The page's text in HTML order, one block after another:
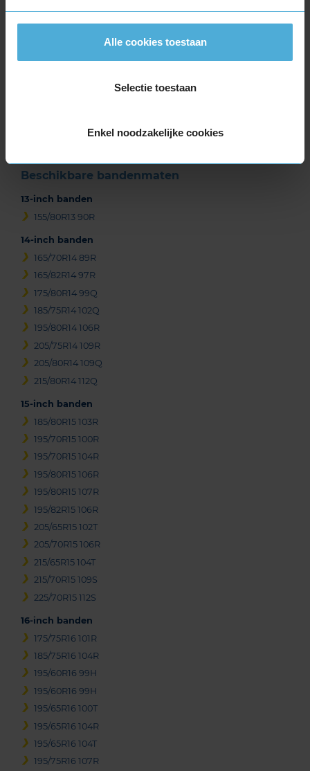
Alle cookies toestaan
Selectie toestaan
Enkel noodzakelijke cookies
Beschikbare bandenmaten
13-inch banden
155/80R13 90R
14-inch banden
165/70R14 89R
165/82R14 97R
175/80R14 99Q
185/75R14 102Q
195/80R14 106R
205/75R14 109R
205/80R14 109Q
215/80R14 112Q
15-inch banden
185/80R15 103R
195/70R15 100R
195/70R15 104R
195/80R15 106R
195/80R15 107R
195/82R15 106R
205/65R15 102T
205/70R15 106R
215/65R15 104T
215/70R15 109S
225/70R15 112S
16-inch banden
175/75R16 101R
185/75R16 104R
195/60R16 99H
195/60R16 99H
195/65R16 100T
195/65R16 104R
195/65R16 104T
195/75R16 107R